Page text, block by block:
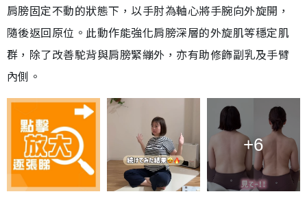
肩膀固定不動的狀態下，以手肘為軸心將手腕向外旋開，
隨後返回原位。此動作能強化肩膀深層的外旋肌等穩定肌
群，除了改善駝背與肩膀緊繃外，亦有助修飾副乳及手臂
內側。
+6